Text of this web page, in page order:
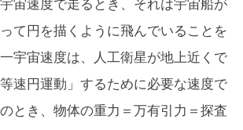
宙速度で走るとき、それは宇宙船が
て円を描くように飛んでいることを
宇宙速度は、人工衛星が地上近くで
速円運動」するために必要な速度で
とき、物体の重力＝万有引力＝探査